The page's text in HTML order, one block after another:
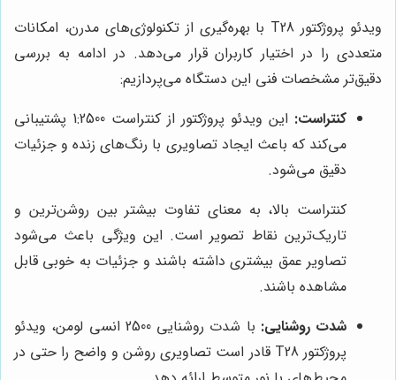
ویدئو پروژکتور T28 با بهره‌گیری از تکنولوژی‌های مدرن، امکانات
متعددی را در اختیار کاربران قرار می‌دهد. در ادامه به بررسی
دقیق‌تر مشخصات فنی این دستگاه می‌پردازیم:
کنتراست:
این ویدئو پروژکتور از کنتراست 1:2500 پشتیبانی
می‌کند که باعث ایجاد تصاویری با رنگ‌های زنده و جزئیات
دقیق می‌شود.
کنتراست بالا، به معنای تفاوت بیشتر بین روشن‌ترین و
تاریک‌ترین نقاط تصویر است. این ویژگی باعث می‌شود
تصاویر عمق بیشتری داشته باشند و جزئیات به خوبی قابل
مشاهده باشند.
شدت روشنایی:
با شدت روشنایی 2500 انسی لومن، ویدئو
پروژکتور T28 قادر است تصاویری روشن و واضح را حتی در